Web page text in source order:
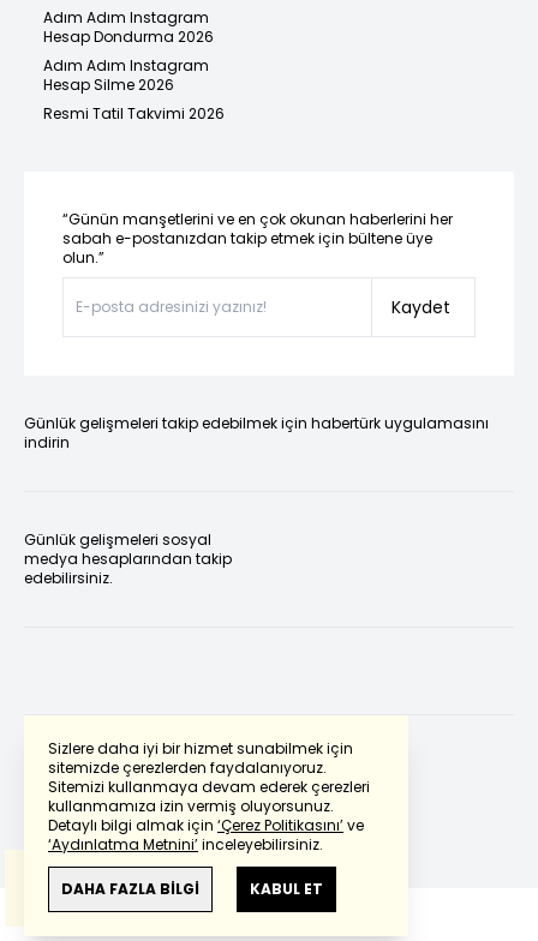
Sizlere daha iyi bir hizmet sunabilmek için
sitemizde çerezlerden faydalanıyoruz.
Sitemizi kullanmaya devam ederek çerezleri
kullanmamıza izin vermiş oluyorsunuz.
Detaylı bilgi almak için ‘Çerez Politikasını’ve
‘Aydınlatma Metnini’inceleyebilirsiniz.
DAHA FAZLA BİLGİ KABUL ET
Adım Adım Instagram
Hesap Dondurma 2026
Adım Adım Instagram
Hesap Silme 2026
Resmi Tatil Takvimi 2026
“Günün manşetlerini ve en çok okunan haberlerini her
sabah e-postanızdan takip etmek için bültene üye
olun.”
Kaydet
Günlük gelişmeleri takip edebilmek için habertürk uygulamasını
indirin
Günlük gelişmeleri sosyal
medya hesaplarından takip
edebilirsiniz.
Powered by Translate
Bu çevirideGoogle Transletekullanılmıştır.
Anlam ve çeviri hatalarından
haberturk.com
sorumlu değildir.